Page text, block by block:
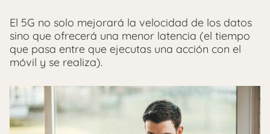
El 5G no solo mejorará la velocidad de los datos
sino que ofrecerá una menor latencia (el tiempo
que pasa entre que ejecutas una acción con el
móvil y se realiza).